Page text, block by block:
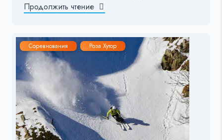
Продолжить чтение
Соревнования Роза Хутор